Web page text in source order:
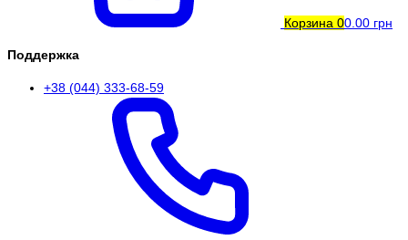
Корзина 00.00 грн
Поддержка
+38 (044) 333-68-59